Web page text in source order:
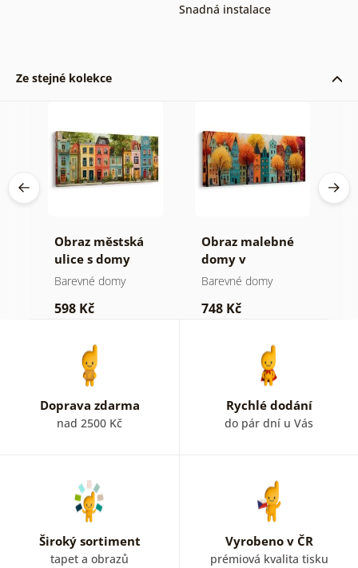
Snadná instalace
Ze stejné kolekce
Obraz městská
ulice s domy
Barevné domy
598 Kč
Obraz malebné
domy v
podzimním hávu
Barevné domy
748 Kč
Doprava zdarma
nad 2500 Kč
Rychlé dodání
do pár dní u Vás
Široký sortiment
tapet a obrazů
Vyrobeno v ČR
prémiová kvalita tisku